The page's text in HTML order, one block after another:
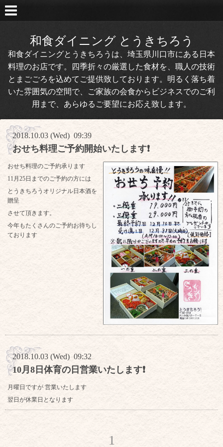
和食ダイニング とうきちろう
和食ダイニングとうきちろうは、埼玉県川口市にある日本
料理のお店です。四季折々の厳選した食材を、職人の技術
とまごごろを込めてご提供致しております。明るく落ち着
いた雰囲気の空間で、ご家族の会食からビジネスでのご利
用まで、あらゆるご要望にお応え致します。
2018.10.03 (Wed) 09:39
おせち料理ご予約開始いたします❗
おせち料理のご予約承ります
11月25日までのご予約の方には
とうきちろうオリジナル日本酒を
贈呈
させて頂きます。
今年もたくさんのご予約お待ちし
ております
2018.10.03 (Wed) 09:32
10月8日体育の日営業いたします❗
月曜日ですが 営業いたします
翌日が休業日となります
1